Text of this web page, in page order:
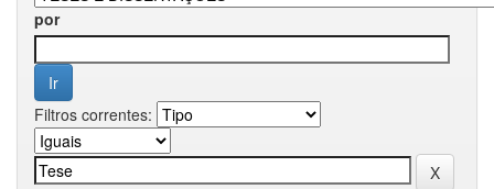
por
Filtros correntes: